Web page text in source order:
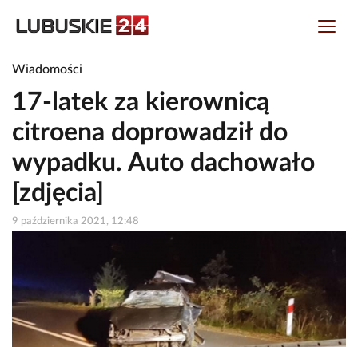
Wiadomości
17-latek za kierownicą
citroena doprowadził do
wypadku. Auto dachowało
[zdjęcia]
9 października 2021, 12:48